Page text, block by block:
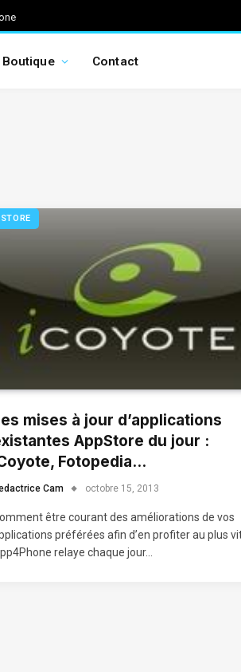
Boutique Contact
mises à jour d’applications
AppStore du jour :
Fotopedia…
Cam octobre 15, 2013
être courant des améliorations de vos
préférées afin d’en profiter au plus
relaye chaque jour…